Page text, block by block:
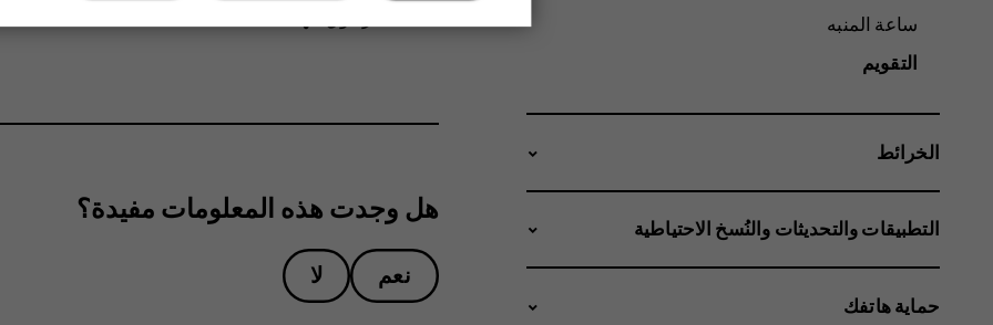
more_vert
هل وجدت هذه المعلومات مفيدة؟
نعم لا
ساعة المنبه
التقويم
الخرائط
التطبيقات والتحديثات والنُسخ الاحتياطية
حماية هاتفك